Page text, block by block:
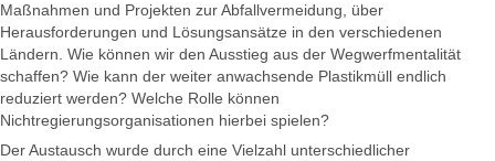
Maßnahmen und Projekten zur Abfallvermeidung, über
Herausforderungen und Lösungsansätze in den verschiedenen
Ländern. Wie können wir den Ausstieg aus der Wegwerfmentalität
schaffen? Wie kann der weiter anwachsende Plastikmüll endlich
reduziert werden? Welche Rolle können
Nichtregierungsorganisationen hierbei spielen?
Der Austausch wurde durch eine Vielzahl unterschiedlicher